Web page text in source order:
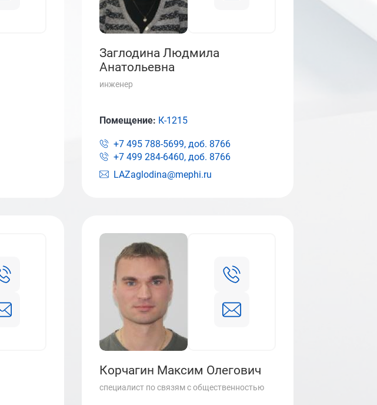
Заглодина Людмила
Анатольевна
инженер
LAZaglodina@mephi.ru
Помещение: К-1215
+7 495 788-5699, доб. 8766
+7 499 284-6460, доб. 8766
Корчагин Максим Олегович
специалист по связям с общественностью